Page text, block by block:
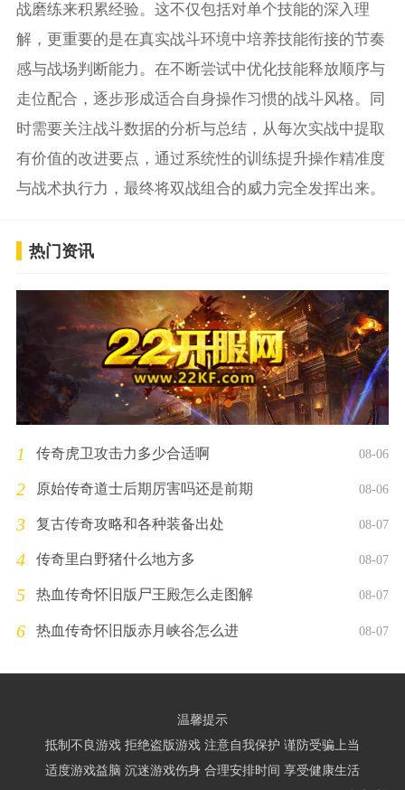
战磨练来积累经验。这不仅包括对单个技能的深入理
解，更重要的是在真实战斗环境中培养技能衔接的节奏
感与战场判断能力。在不断尝试中优化技能释放顺序与
走位配合，逐步形成适合自身操作习惯的战斗风格。同
时需要关注战斗数据的分析与总结，从每次实战中提取
有价值的改进要点，通过系统性的训练提升操作精准度
与战术执行力，最终将双战组合的威力完全发挥出来。
热门资讯
1 传奇虎卫攻击力多少合适啊 08-06
2 原始传奇道士后期厉害吗还是前期 08-06
3 复古传奇攻略和各种装备出处 08-07
4 传奇里白野猪什么地方多 08-07
5 热血传奇怀旧版尸王殿怎么走图解 08-07
6 热血传奇怀旧版赤月峡谷怎么进 08-07
温馨提示
抵制不良游戏 拒绝盗版游戏 注意自我保护 谨防受骗上当
适度游戏益脑 沉迷游戏伤身 合理安排时间 享受健康生活